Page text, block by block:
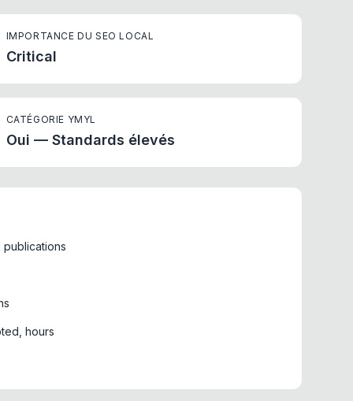
IMPORTANCE DU SEO LOCAL
Critical
CATÉGORIE YMYL
Oui — Standards élevés
publications
hours